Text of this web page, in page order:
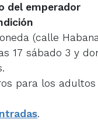
del emperador
(calle
17 sábado 3 y
para los
.